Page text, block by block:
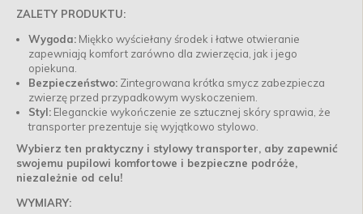
ZALETY PRODUKTU:
Wygoda: Miękko wyściełany środek i łatwe otwieranie
zapewniają komfort zarówno dla zwierzęcia, jak i jego
opiekuna.
Bezpieczeństwo: Zintegrowana krótka smycz zabezpiecza
zwierzę przed przypadkowym wyskoczeniem.
Styl: Eleganckie wykończenie ze sztucznej skóry sprawia, że
transporter prezentuje się wyjątkowo stylowo.
Wybierz ten praktyczny i stylowy transporter, aby zapewnić
swojemu pupilowi komfortowe i bezpieczne podróże,
niezależnie od celu!
WYMIARY: